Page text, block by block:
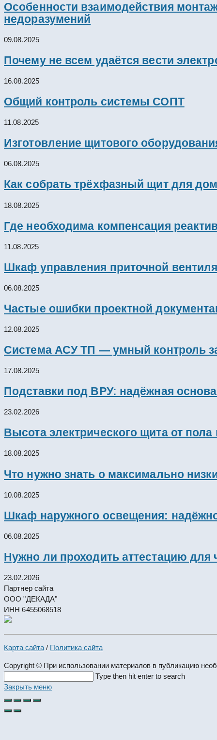
Особенности взаимодействия
недоразумений
09.08.2025
Почему не всем удаётся вести
16.08.2025
Общий контроль системы СОПТ
11.08.2025
Изготовление щитового
06.08.2025
Как собрать трёхфазный щит для
18.08.2025
Где необходима компенсация
11.08.2025
Шкаф управления приточной
06.08.2025
Частые ошибки проектной
12.08.2025
Система АСУ ТП — умный контроль
17.08.2025
Подставки под ВРУ: надёжная
23.02.2026
Высота электрического щита от
18.08.2025
Что нужно знать о максимально
10.08.2025
Шкаф наружного освещения:
06.08.2025
Нужно ли проходить аттестацию для
23.02.2026
Партнер сайта
ООО "ДЕКАДА"
ИНН 6455068518
Карта сайта/ Политика сайта
Copyright © При использовании материалов в публикацию
this
website
Type then hit enter to search
Закрыть меню